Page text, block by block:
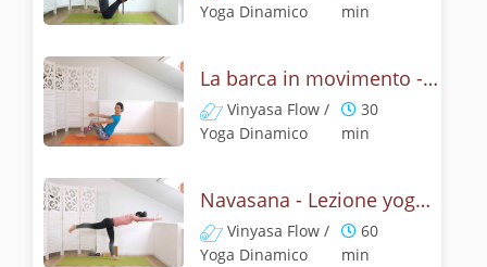
Yoga Dinamico
min
La barca in movimento - Addominali con Navasana
Vinyasa Flow /
Yoga Dinamico
30
min
Navasana - Lezione yoga con la mitologia della posizione della barca
Vinyasa Flow /
Yoga Dinamico
60
min